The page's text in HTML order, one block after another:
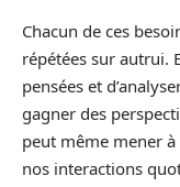
Chacun de ces
répétées sur autrui.
pensées et
gagner des
peut même mener
nos interactions